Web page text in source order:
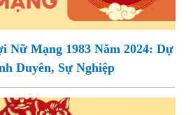
Nữ Mạng 1983 Năm 2024: Dự
Duyên, Sự Nghiệp